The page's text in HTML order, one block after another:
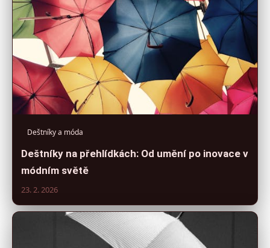
Deštníky a móda
Deštníky na přehlídkách: Od umění po inovace v
módním světě
23. 2. 2026